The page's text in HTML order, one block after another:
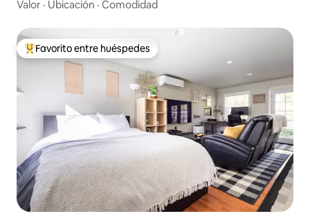
Valor · Ubicación · Comodidad
De los mejores en Favorito entre huéspedes
Favorito entre huéspedes